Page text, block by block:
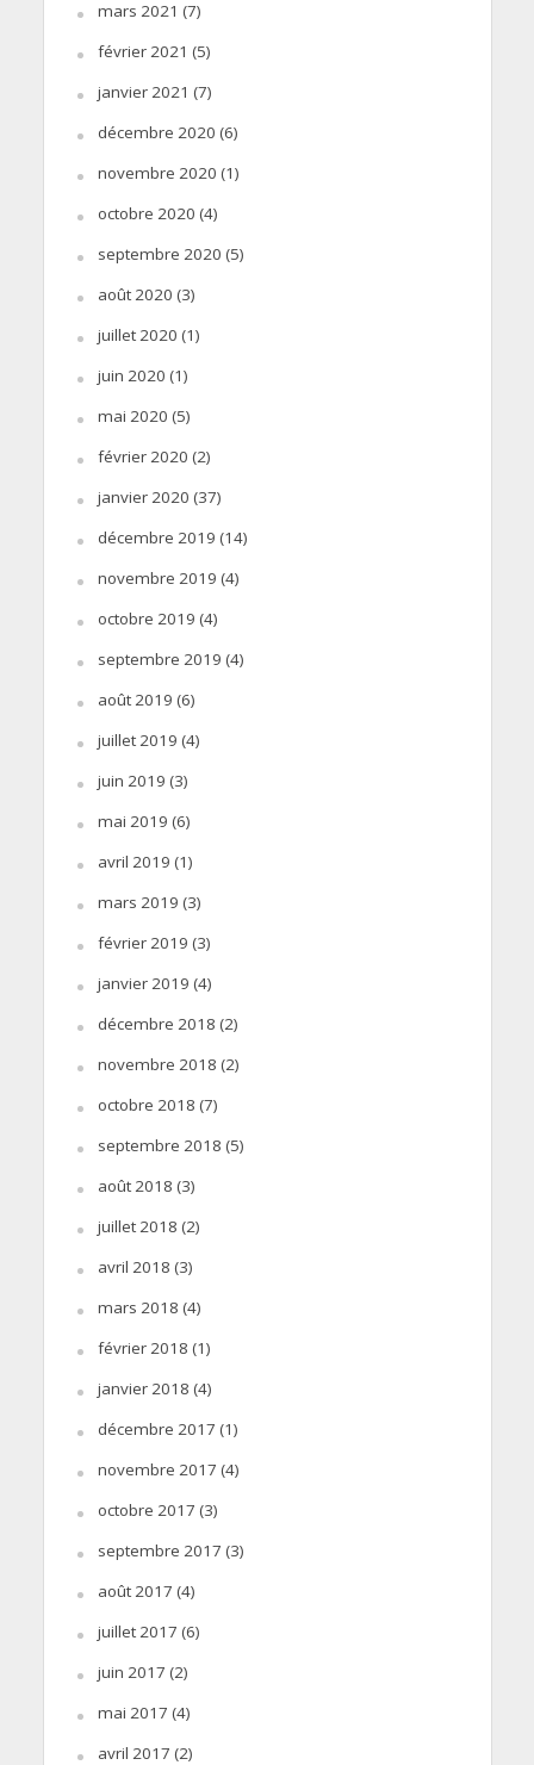
mars 2021 (7)
février 2021 (5)
janvier 2021 (7)
décembre 2020 (6)
novembre 2020 (1)
octobre 2020 (4)
septembre 2020 (5)
août 2020 (3)
juillet 2020 (1)
juin 2020 (1)
mai 2020 (5)
février 2020 (2)
janvier 2020 (37)
décembre 2019 (14)
novembre 2019 (4)
octobre 2019 (4)
septembre 2019 (4)
août 2019 (6)
juillet 2019 (4)
juin 2019 (3)
mai 2019 (6)
avril 2019 (1)
mars 2019 (3)
février 2019 (3)
janvier 2019 (4)
décembre 2018 (2)
novembre 2018 (2)
octobre 2018 (7)
septembre 2018 (5)
août 2018 (3)
juillet 2018 (2)
avril 2018 (3)
mars 2018 (4)
février 2018 (1)
janvier 2018 (4)
décembre 2017 (1)
novembre 2017 (4)
octobre 2017 (3)
septembre 2017 (3)
août 2017 (4)
juillet 2017 (6)
juin 2017 (2)
mai 2017 (4)
avril 2017 (2)